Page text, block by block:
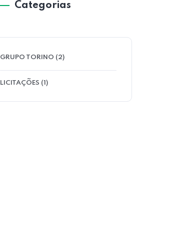
Categorias
GRUPO TORINO (2)
LICITAÇÕES (1)